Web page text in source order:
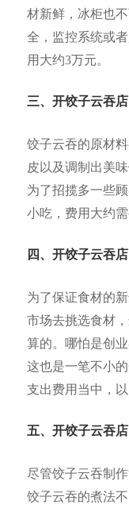
材新鲜，冰柜也
全，监控系统或
用大约3万元。
三、开饺子云吞
饺子云吞的原材
皮以及调制出美
为了招揽多一些
小吃，费用大约需
四、开饺子云吞
为了保证食材的
市场去挑选食材
算的。哪怕是创
这也是一笔不小
支出费用当中，
五、开饺子云吞
尽管饺子云吞制
饺子云吞的煮法